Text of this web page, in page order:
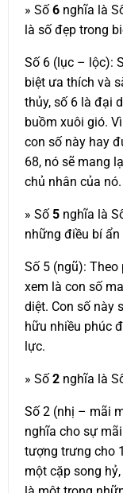
» Số6 nghĩa là
là số đẹp trong
Số 6 (lục – lộc):
biệt ưa thích và
thủy, số 6 là đại
buồm xuôi gió.
con số này hay
68, nó sẽ mang
chủ nhân của nó.
» Số5 nghĩa là
những điều bí ẩn
Số 5 (ngũ):
xem là con số
diệt. Con số này
hữu nhiều phúc
lực.
» Số2 nghĩa là
Số 2 (nhị – mãi
nghĩa cho sự
tượng trưng cho
một cặp song